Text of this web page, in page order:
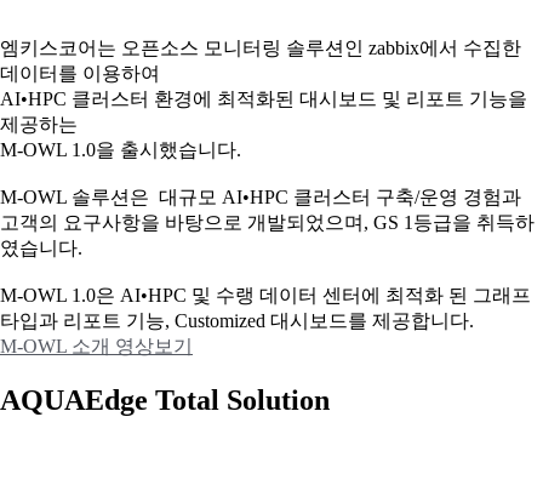
엠키스코어는 오픈소스 모니터링 솔루션인 zabbix에서 수집한
데이터를 이용하여
AI•HPC 클러스터 환경에 최적화된 대시보드 및 리포트 기능을
제공하는
M-OWL 1.0을 출시했습니다.
M-OWL 솔루션은 대규모 AI•HPC 클러스터 구축/운영 경험과
고객의 요구사항을 바탕으로 개발되었으며, GS 1등급을 취득하
였습니다.
M-OWL 1.0은 AI•HPC 및 수랭 데이터 센터에 최적화 된 그래프
타입과 리포트 기능, Customized 대시보드를 제공합니다.
M-OWL 소개 영상보기
AQUAEdge Total Solution